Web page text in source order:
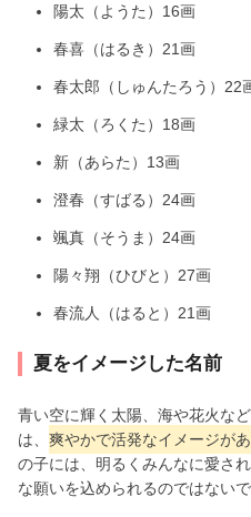
陽太（ようた）16画
春喜（はるき）21画
春太郎（しゅんたろう）22
緑太（ろくた）18画
新（あらた）13画
澄春（すばる）24画
颯真（そうま）24画
陽々翔（ひびと）27画
春流人（はると）21画
夏をイメージした名前
青い空に輝く太陽、海や花火な
は、 爽やかで活発なイメージがあ
の子には、明るくみんなに愛さ
な願いを込められるのではないで